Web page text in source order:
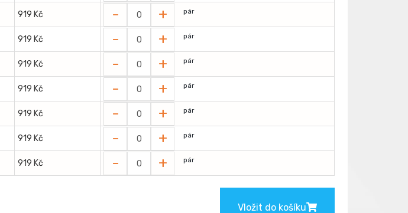
919 Kč - + pár
919 Kč - + pár
919 Kč - + pár
919 Kč - + pár
919 Kč - + pár
919 Kč - + pár
919 Kč - + pár
Vložit do košíku